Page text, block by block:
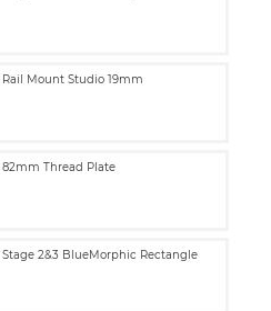
Mount Studio 19mm
82mm Thread Plate
Stage 2&3 BlueMorphic Rectangle